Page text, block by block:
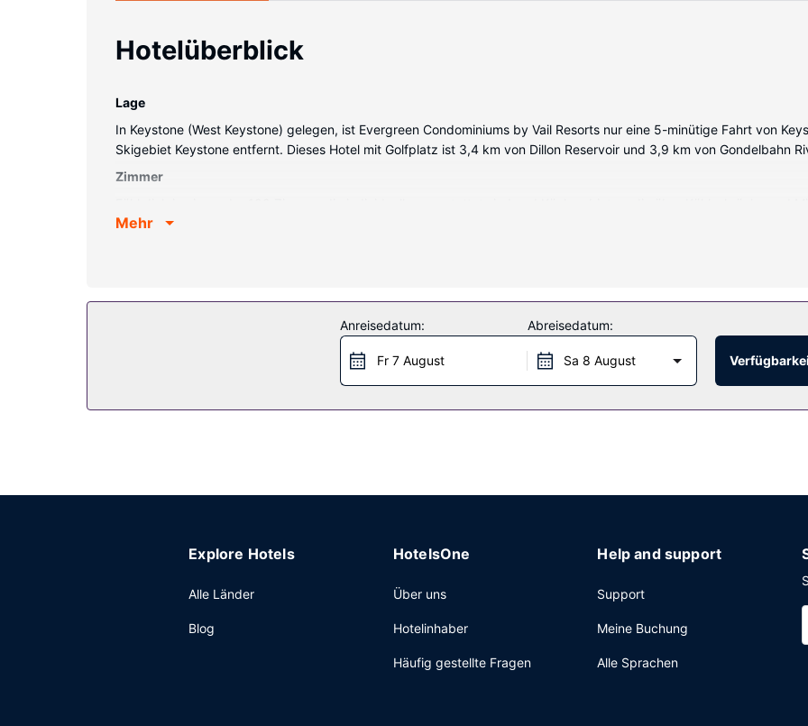
Hotelüberblick
Lage
In Keystone (West Keystone) gelegen, ist Evergreen Condominiums by Vail Resorts nur eine 5-minütige Fahrt von
Skigebiet Keystone entfernt. Dieses Hotel mit Golfplatz ist 3,4 km von Dillon Reservoir und 3,9 km von Gondelbahn
Zimmer
Internetzugang (kostenlos) ist ebenso verfügbar wie Kabelempfang. Zu den Highlights gehören Wasserkocher mit
Dank des kostenfreien Ski-Shuttles ist es kein Problem die Pisten zu erreichen.
Vor Ort gibt es Folgendes: Parken ohne Service (kostenlos).
Mehr
Anreisedatum:
Fr 7 August
Abreisedatum:
Sa 8 August
Explore Hotels
Alle Länder
Blog
HotelsOne
Über uns
Hotelinhaber
Häufig gestellte Fragen
Help and support
Support
Meine Buchung
Alle Sprachen